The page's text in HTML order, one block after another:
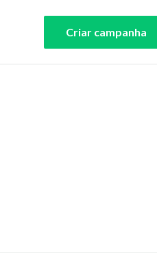
Criar campanha